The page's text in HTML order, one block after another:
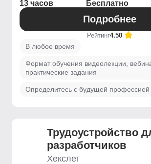
13 часов
Бесплатно
Подробнее
Рейтинг4.50
В любое время
Формат обучения видеолекции,
практические задания
Определитесь с будущей профессией
Трудоустройство
разработчиков
Хекслет